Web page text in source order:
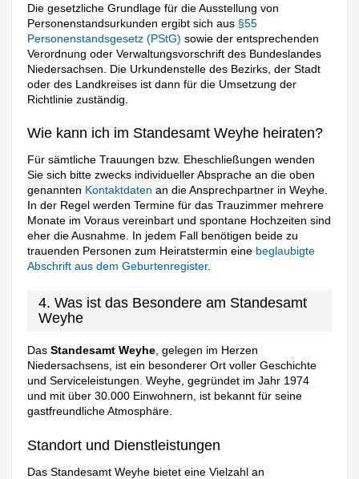
Die gesetzliche Grundlage für die Ausstellung von
Personenstandsurkunden ergibt sich aus §55
Personenstandsgesetz (PStG)sowie der entsprechenden
Verordnung oder Verwaltungsvorschrift des Bundeslandes
Niedersachsen. Die Urkundenstelle des Bezirks, der Stadt
oder des Landkreises ist dann für die Umsetzung der
Richtlinie zuständig.
Wie kann ich im Standesamt Weyhe heiraten?
Für sämtliche Trauungen bzw. Eheschließungen wenden
Sie sich bitte zwecks individueller Absprache an die oben
genannten Kontaktdaten an die Ansprechpartner in Weyhe.
In der Regel werden Termine für das Trauzimmer mehrere
Monate im Voraus vereinbart und spontane Hochzeiten sind
eher die Ausnahme. In jedem Fall benötigen beide zu
trauenden Personen zum Heiratstermin eine beglaubigte
Abschrift aus dem Geburtenregister.
4. Was ist das Besondere am Standesamt
Weyhe
DasStandesamt Weyhe, gelegen im Herzen
Niedersachsens, ist ein besonderer Ort voller Geschichte
und Serviceleistungen. Weyhe, gegründet im Jahr 1974
und mit über 30.000 Einwohnern, ist bekannt für seine
gastfreundliche Atmosphäre.
Standort und Dienstleistungen
Das Standesamt Weyhe bietet eine Vielzahl an